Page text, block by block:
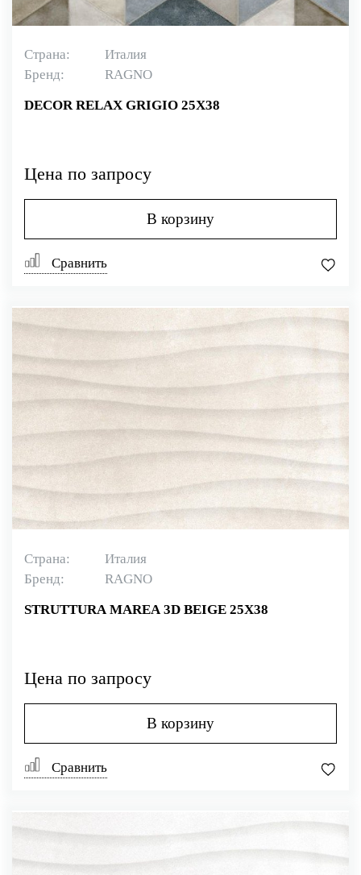
Страна:
Италия
Бренд:
RAGNO
DECOR RELAX GRIGIO 25X38
Цена по запросу
В корзину
Сравнить
Страна:
Италия
Бренд:
RAGNO
STRUTTURA MAREA 3D BEIGE 25X38
Цена по запросу
В корзину
Сравнить